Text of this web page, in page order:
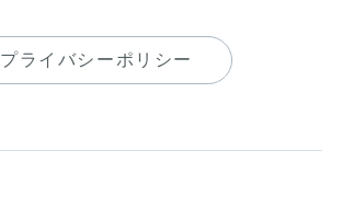
プライバシーポリシー